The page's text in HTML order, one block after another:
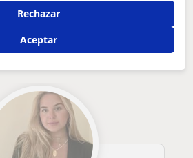
de Alemán en Madrid
Rechazar
Aceptar